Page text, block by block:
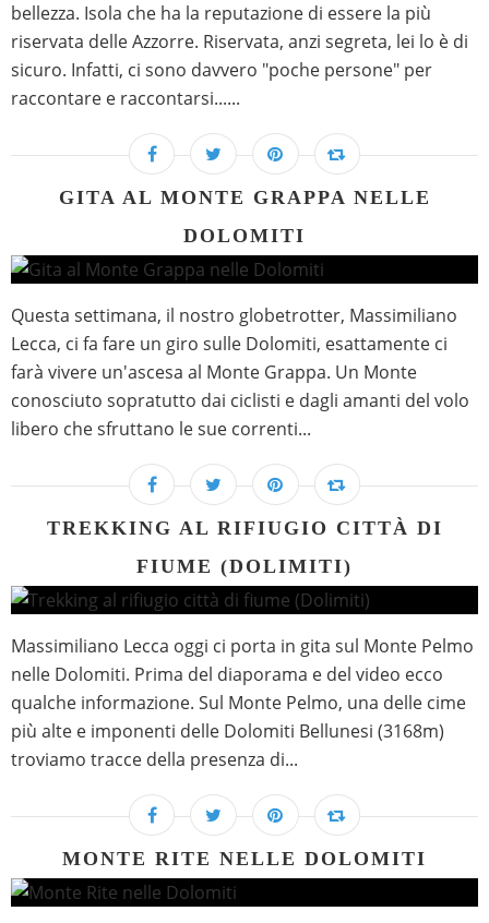
bellezza. Isola che ha la reputazione di essere la più
riservata delle Azzorre. Riservata, anzi segreta, lei lo è di
sicuro. Infatti, ci sono davvero "poche persone" per
raccontare e raccontarsi......
GITA AL MONTE GRAPPA NELLE
DOLOMITI
Questa settimana, il nostro globetrotter, Massimiliano
Lecca, ci fa fare un giro sulle Dolomiti, esattamente ci
farà vivere un'ascesa al Monte Grappa. Un Monte
conosciuto sopratutto dai ciclisti e dagli amanti del volo
libero che sfruttano le sue correnti...
TREKKING AL RIFIUGIO CITTÀ DI
FIUME (DOLIMITI)
Massimiliano Lecca oggi ci porta in gita sul Monte Pelmo
nelle Dolomiti. Prima del diaporama e del video ecco
qualche informazione. Sul Monte Pelmo, una delle cime
più alte e imponenti delle Dolomiti Bellunesi (3168m)
troviamo tracce della presenza di...
MONTE RITE NELLE DOLOMITI